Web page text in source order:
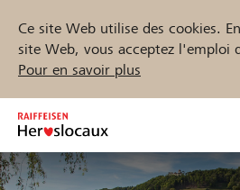
Ce site Web utilise des cookies.
site Web, vous acceptez l'emploi
Pour en savoir plus
Inhalt
springen